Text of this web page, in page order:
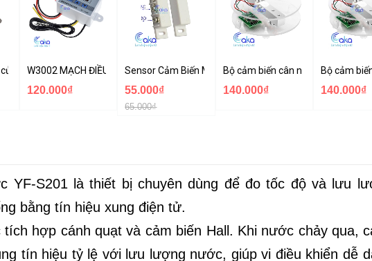
RC-36 gắn âm tường
W3002 MẠCH ĐIỀU KHIỂN NHIỆT ĐỘ XH-W3002 220VAC
120.000₫
Sensor Cảm Biến Mở Cửa NC/NO MC-31B
55.000₫
65.000₫
Bộ cảm biến cân nặng loadcell
140.000₫
Bộ cảm
140.000₫
YF-S201 là thiết bị chuyên dùng để đo tốc độ và lưu
bằng tín hiệu xung điện tử.
hợp cánh quạt và cảm biến Hall. Khi nước chảy qua,
tín hiệu tỷ lệ với lưu lượng nước, giúp vi điều khiển dễ